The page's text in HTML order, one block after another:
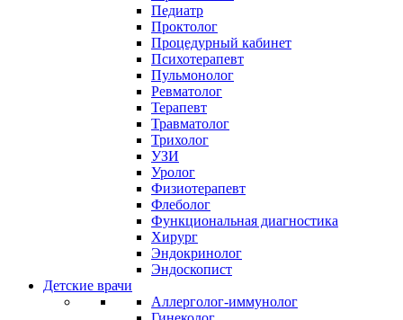
Педиатр
Проктолог
Процедурный кабинет
Психотерапевт
Пульмонолог
Ревматолог
Терапевт
Травматолог
Трихолог
УЗИ
Уролог
Физиотерапевт
Флеболог
Функциональная диагностика
Хирург
Эндокринолог
Эндоскопист
Детские врачи
Аллерголог-иммунолог